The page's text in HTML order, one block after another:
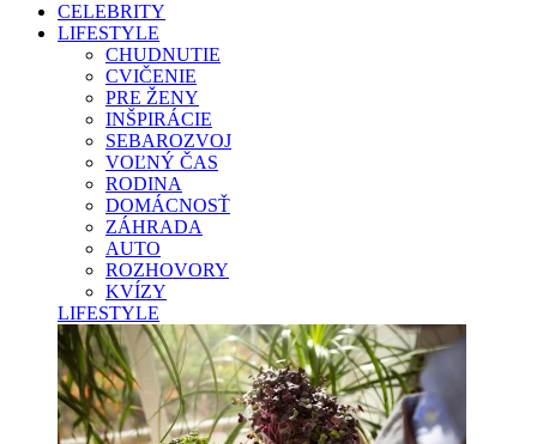
CELEBRITY
LIFESTYLE
CHUDNUTIE
CVIČENIE
PRE ŽENY
INŠPIRÁCIE
SEBAROZVOJ
VOĽNÝ ČAS
RODINA
DOMÁCNOSŤ
ZÁHRADA
AUTO
ROZHOVORY
KVÍZY
LIFESTYLE